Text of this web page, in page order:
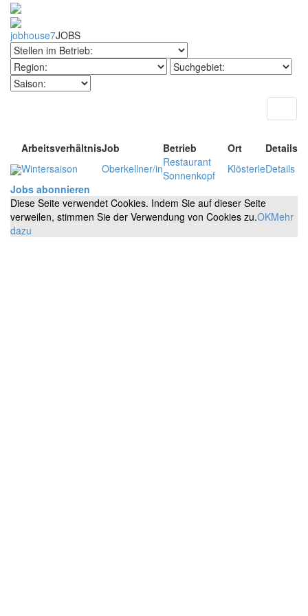
jobhouse7JOBS
ArbeitsverhältnisJob Betrieb Ort
Details
Wintersaison
Oberkellner/inRestaurant
Sonnenkopf
KlösterleDetails
Jobs abonnieren
Diese Seite verwendet Cookies. Indem Sie auf dieser Seite
verweilen, stimmen Sie der Verwendung von Cookies zu.OKMehr
dazu